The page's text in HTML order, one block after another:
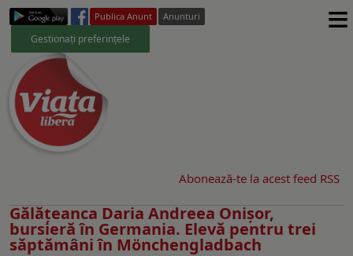
Publica Anunt Anunturi
Gestionați preferințele ≡
Abonează-te la acest feed RSS
Gălăţeanca Daria Andreea Onișor,
bursieră în Germania. Elevă pentru trei
săptămâni în Mönchengladbach